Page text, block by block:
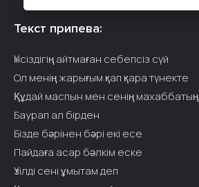
Текст припева:
Үнсіздігің айтмаған себепсіз сүй
Ол менің жарығым қап қара түнекте
Құдай маспын мен сенің махаббатың
Баурап ал бірден
Бізде бәрінен бәрі екі есе
Пайдаға асар бәлкім еске
Үзілді сені ұмытам деп